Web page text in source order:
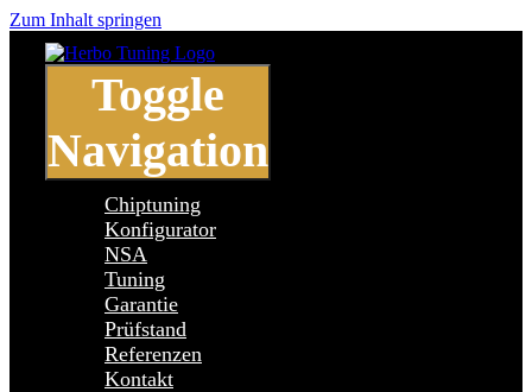
Zum Inhalt springen
Toggle
Navigation
Chiptuning
Konfigurator
NSA
Tuning
Garantie
Prüfstand
Referenzen
Kontakt